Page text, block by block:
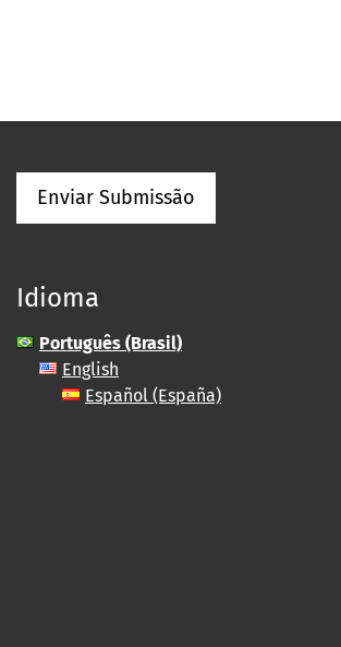
Enviar Submissão
Idioma
Português (Brasil)
English
Español (España)